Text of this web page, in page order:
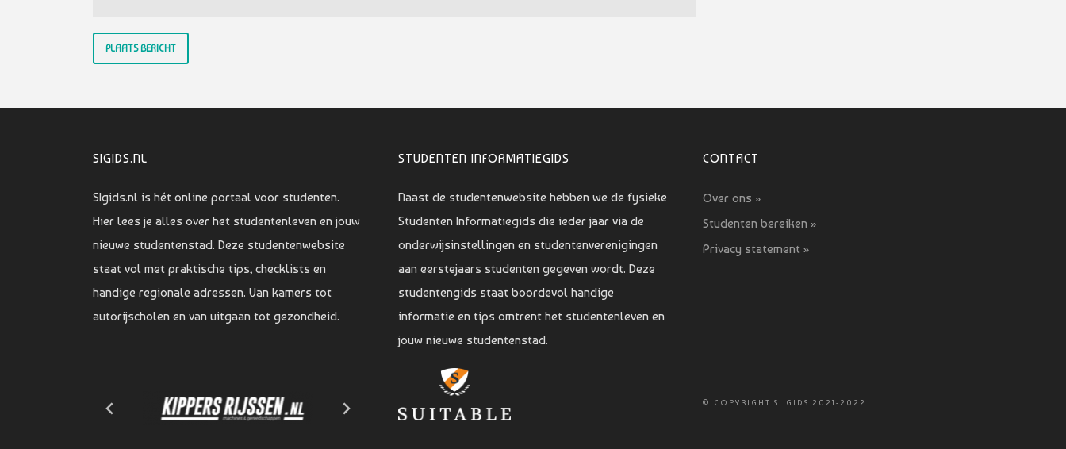
SIGIDS.NL
SIgids.nl is hét online portaal voor studenten.
Hier lees je alles over het studentenleven en jouw
nieuwe studentenstad. Deze studentenwebsite
staat vol met praktische tips, checklists en
handige regionale adressen. Van kamers tot
autorijscholen en van uitgaan tot gezondheid.
STUDENTEN INFORMATIEGIDS
Naast de studentenwebsite hebben we de fysieke
Studenten Informatiegids die ieder jaar via de
onderwijsinstellingen en studentenverenigingen
aan eerstejaars studenten gegeven wordt. Deze
studentengids staat boordevol handige
informatie en tips omtrent het studentenleven en
jouw nieuwe studentenstad.
CONTACT
Over ons »
Studenten bereiken »
Privacy statement »
© COPYRIGHT SI GIDS 2021-2022